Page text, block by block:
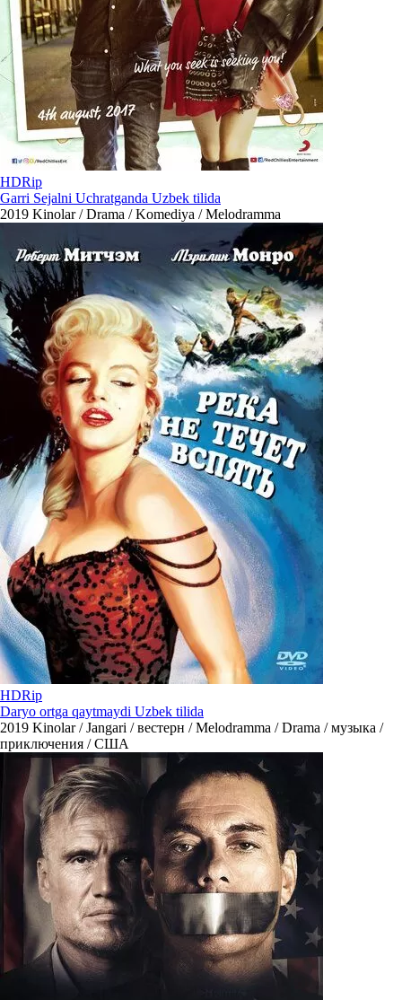
HDRip
Garri Sejalni Uchratganda Uzbek tilida
2019 Kinolar / Drama / Komediya / Melodramma
HDRip
Daryo ortga qaytmaydi Uzbek tilida
2019 Kinolar / Jangari / вестерн / Melodramma / Drama / музыка /
приключения / США